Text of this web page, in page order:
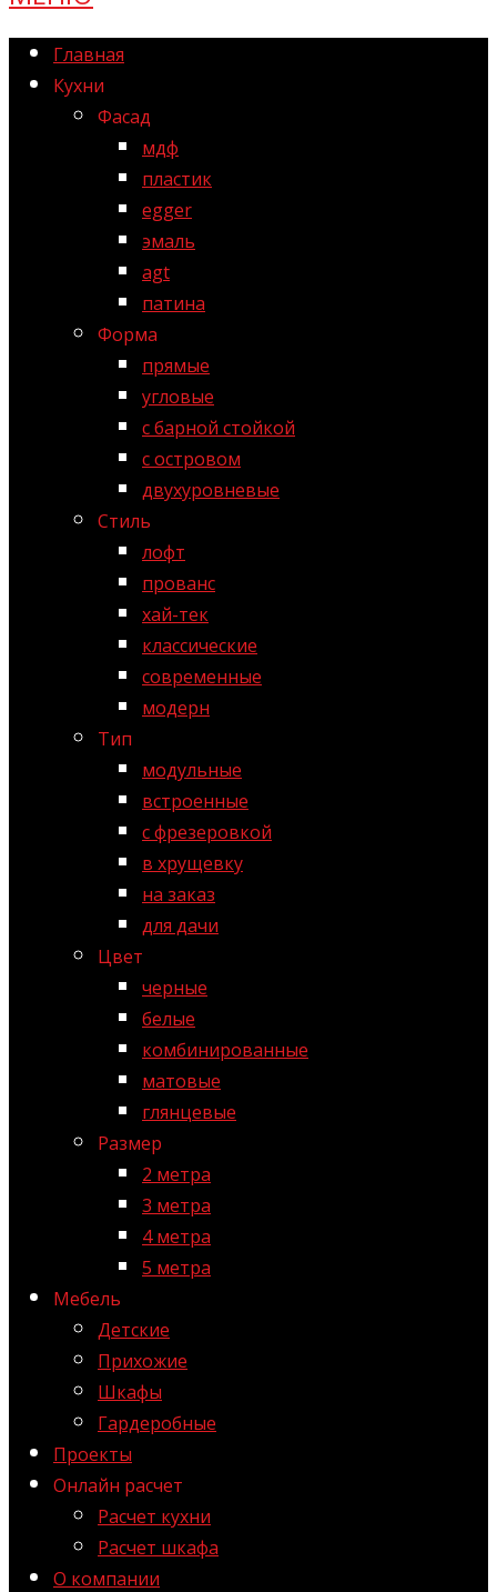
Главная
Кухни
Фасад
мдф
пластик
egger
эмаль
agt
патина
Форма
прямые
угловые
с барной стойкой
с островом
двухуровневые
Стиль
лофт
прованс
хай-тек
классические
современные
модерн
Тип
модульные
встроенные
с фрезеровкой
в хрущевку
на заказ
для дачи
Цвет
черные
белые
комбинированные
матовые
глянцевые
Размер
2 метра
3 метра
4 метра
5 метра
Мебель
Детские
Прихожие
Шкафы
Гардеробные
Проекты
Онлайн расчет
Расчет кухни
Расчет шкафа
О компании